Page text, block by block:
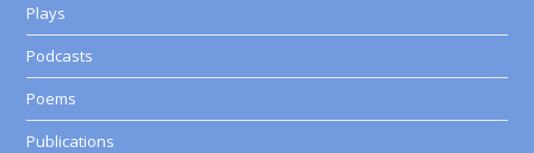
Plays
Podcasts
Poems
Publications